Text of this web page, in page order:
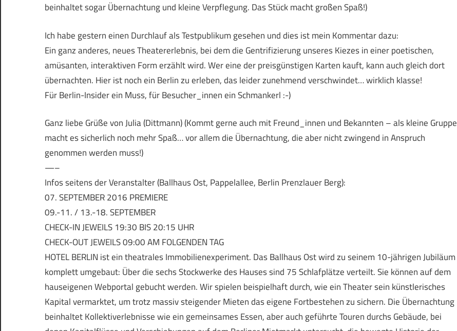
beinhaltet sogar Übernachtung und kleine Verpflegung. Das Stück macht großen Spaß!)
Ich habe gestern einen Durchlauf als Testpublikum gesehen und dies ist mein Kommentar dazu:
Ein ganz anderes, neues Theatererlebnis, bei dem die Gentrifizierung unseres Kiezes in einer poetischen,
amüsanten, interaktiven Form erzählt wird. Wer eine der preisgünstigen Karten kauft, kann auch gleich dort
übernachten. Hier ist noch ein Berlin zu erleben, das leider zunehmend verschwindet… wirklich klasse!
Für Berlin-Insider ein Muss, für Besucher_innen ein Schmankerl :-)
Ganz liebe Grüße von Julia (Dittmann) (Kommt gerne auch mit Freund_innen und Bekannten – als kleine Gruppe
macht es sicherlich noch mehr Spaß… vor allem die Übernachtung, die aber nicht zwingend in Anspruch
genommen werden muss!)
—–
Infos seitens der Veranstalter (Ballhaus Ost, Pappelallee, Berlin Prenzlauer Berg):
07. SEPTEMBER 2016 PREMIERE
09.-11. / 13.-18. SEPTEMBER
CHECK-IN JEWEILS 19:30 BIS 20:15 UHR
CHECK-OUT JEWEILS 09:00 AM FOLGENDEN TAG
HOTEL BERLIN ist ein theatrales Immobilienexperiment. Das Ballhaus Ost wird zu seinem 10-jährigen Jubiläum
komplett umgebaut: Über die sechs Stockwerke des Hauses sind 75 Schlafplätze verteilt. Sie können auf dem
hauseigenen Webportal gebucht werden. Wir spielen beispielhaft durch, wie ein Theater sein künstlerisches
Kapital vermarktet, um trotz massiv steigender Mieten das eigene Fortbestehen zu sichern. Die Übernachtung
beinhaltet Kollektiverlebnisse wie ein gemeinsames Essen, aber auch geführte Touren durchs Gebäude, bei